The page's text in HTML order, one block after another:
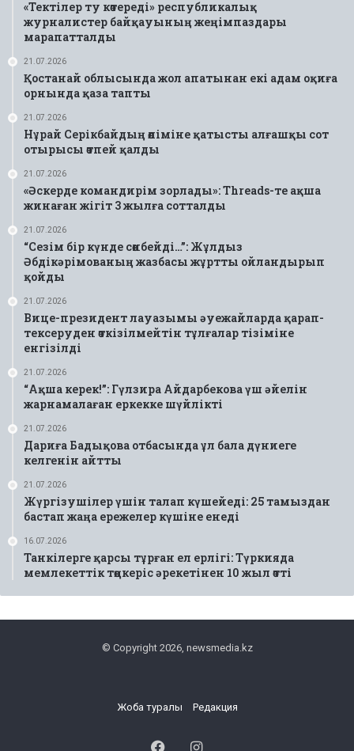
«Тектілер ту көтереді» республикалық
журналистер байқауының жеңімпаздары
марапатталды
21.07.2026
Қостанай облысында жол апатынан екі адам оқиға
орнында қаза тапты
21.07.2026
Нұрай Серікбайдың өліміне қатысты алғашқы сот
отырысы өтпей қалды
21.07.2026
«Әскерде командирім зорлады»: Threads-те ақша
жинаған жігіт 3 жылға сотталды
21.07.2026
“Сезім бір күнде сөнбейді…”: Жұлдыз
Әбдікәрімованың жазбасы жұртты ойландырып
қойды
21.07.2026
Вице-президент лауазымы әуежайларда қарап-
тексеруден өткізілмейтін тұлғалар тізіміне
енгізілді
21.07.2026
“Ақша керек!”: Гүлзира Айдарбекова үш әйелін
жарнамалаған еркекке шүйлікті
21.07.2026
Дариға Бадықова отбасында ұл бала дүниеге
келгенін айтты
21.07.2026
Жүргізушілер үшін талап күшейеді: 25 тамыздан
бастап жаңа ережелер күшіне енеді
16.07.2026
Танкілерге қарсы тұрған ел ерлігі: Түркияда
мемлекеттік төңкеріс әрекетінен 10 жыл өтті
© Copyright 2026, newsmedia.kz
Жоба туралы Редакция
FacebookInstagram